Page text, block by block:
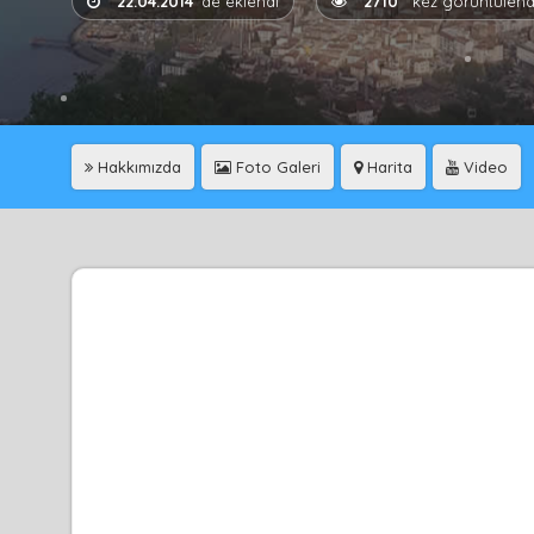
Hakkımızda Foto Galeri Harita Video